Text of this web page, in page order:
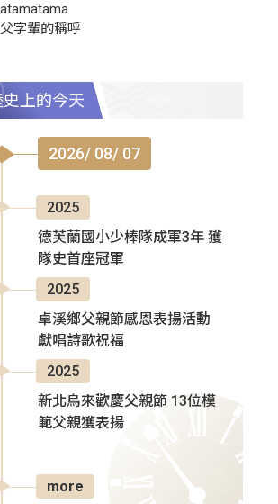
atamatama
父字輩的稱呼
史上的今天
2026/ 08/ 07
2025
德芙蘭國小少棒隊成軍3年 獲
隊史首座冠軍
2025
卓溪鄉父親節感恩表揚活動
獻唱詩歌祝福
2025
新北烏來歡慶父親節 13位模
範父親獲表揚
more